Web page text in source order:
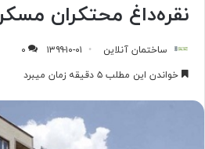
نقره‌داغ محتکران
ساختمان آنلاین ۱۳۹۹-۱۰-۰۱
۰
خواندن این مطلب ۵ دقیقه زمان میبرد